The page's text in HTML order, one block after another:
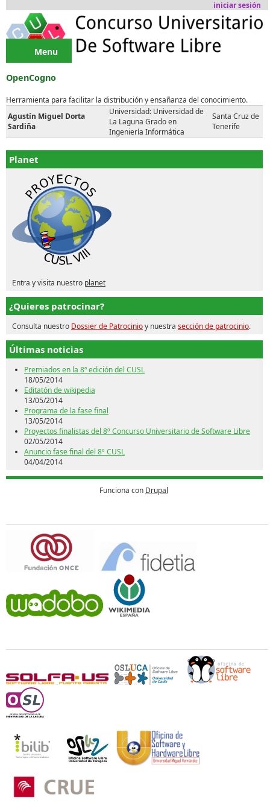
iniciar sesión
Menu
OpenCogno
Herramienta para facilitar la distribución y ensañanza del conocimiento.
Agustín Miguel Dorta
Sardiña
Universidad: Universidad de
La Laguna Grado en
Ingeniería Informática
Santa Cruz de
Tenerife
Planet
Entra y visita nuestro planet
¿Quieres patrocinar?
Consulta nuestro Dossier de Patrocinioy nuestra sección de patrocinio.
Últimas noticias
Premiados en la 8ª edición del CUSL
18/05/2014
Editatón de wikipedia
13/05/2014
Programa de la fase final
13/05/2014
Proyectos finalistas del 8º Concurso Universitario de Software Libre
02/05/2014
Anuncio fase final del 8º CUSL
04/04/2014
Funciona con Drupal